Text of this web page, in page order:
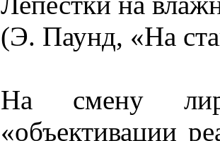
(Э. Паунд, «На
На смену
«объективации